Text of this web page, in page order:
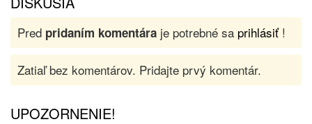
Pred pridaním komentára je potrebné sa prihlásiť!
Zatiaľ bez komentárov. Pridajte prvý komentár.
UPOZORNENIE!